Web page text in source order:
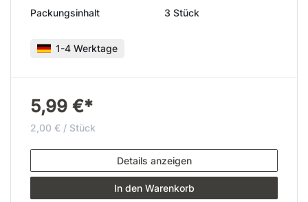
Packungsinhalt 3 Stück
1-4 Werktage
5,99 €*
2,00 € / Stück
Details anzeigen
In den Warenkorb